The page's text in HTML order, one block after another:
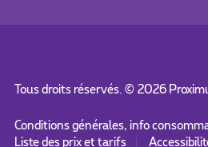
Tous droits réservés. © 2026
Conditions générales, info
Liste des prix et tarifs